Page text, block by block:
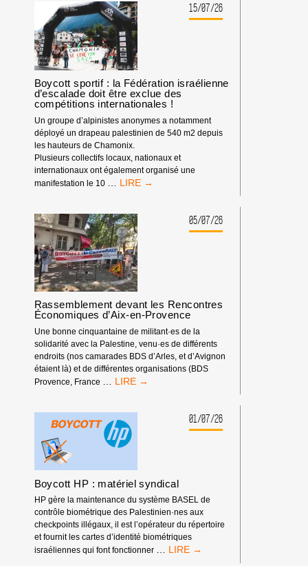
BDS
:
NOTRE
IMPACT
DEPUIS
LE
DÉBUT
DE
L’ANNÉE
2026
15/07/26
Boycott sportif : la Fédération israélienne
d’escalade doit être exclue des
compétitions internationales !
Un groupe d’alpinistes anonymes a notamment
déployé un drapeau palestinien de 540 m2 depuis
les hauteurs de Chamonix.
Plusieurs collectifs locaux, nationaux et
internationaux ont également organisé une
manifestation le 10
BOYCOTT
LA
FÉDÉRATION
ISRAÉLIENNE
D’ESCALADE
DOIT
ÊTRE
EXCLUE
DES
COMPÉTITIONS
INTERNATIONALES
!
05/07/26
Rassemblement devant les Rencontres
Économiques d’Aix-en-Provence
Une bonne cinquantaine de militant·es de la
solidarité avec la Palestine, venu·es de différents
endroits (nos camarades BDS d’Arles, et d’Avignon
étaient là) et de différentes organisations (BDS
Provence, France
RASSEMBLEMENT
RENCONTRES
ÉCONOMIQUES
D’AIX-
01/07/26
Boycott HP : matériel syndical
HP gère la maintenance du système BASEL de
contrôle biométrique des Palestinien·nes aux
checkpoints illégaux, il est l’opérateur du répertoire
et fournit les cartes d’identité biométriques
israéliennes qui font fonctionner
BOYCOTT